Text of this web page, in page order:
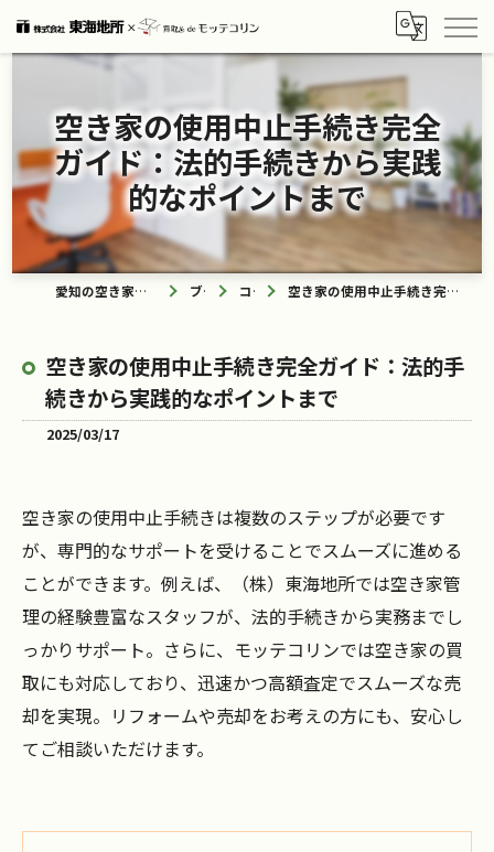
空き家の使用中止手続き完全
ガイド：法的手続きから実践
的なポイントまで
愛知の空き家なら買取ル de モッテコリン ブログ コラム 空き家の使用中止手続き完全ガイド：法的手続きから実践的なポイントまで
空き家の使用中止手続き完全ガイド：法的手
続きから実践的なポイントまで
2025/03/17
空き家の使用中止手続きは複数のステップが必要です
が、専門的なサポートを受けることでスムーズに進める
ことができます。例えば、（株）東海地所では空き家管
理の経験豊富なスタッフが、法的手続きから実務までし
っかりサポート。さらに、モッテコリンでは空き家の買
取にも対応しており、迅速かつ高額査定でスムーズな売
却を実現。リフォームや売却をお考えの方にも、安心し
てご相談いただけます。